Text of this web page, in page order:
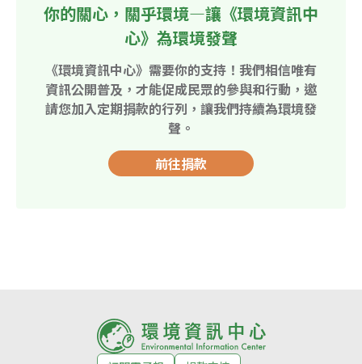
你的關心，關乎環境—讓《環境資訊中
心》為環境發聲
《環境資訊中心》需要你的支持！我們相信唯有
資訊公開普及，才能促成民眾的參與和行動，邀
請您加入定期捐款的行列，讓我們持續為環境發
聲。
前往捐款